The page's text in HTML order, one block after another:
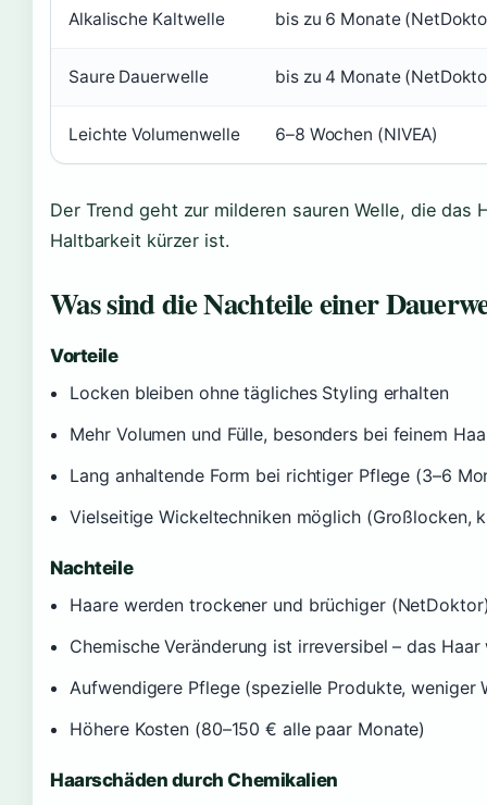
Alkalische Kaltwelle bis zu 6 Monate
Saure Dauerwelle bis zu 4 Monate
Leichte Volumenwelle 6–8 Wochen (NIVEA)
Der Trend geht zur milderen sauren Welle, die das
Haltbarkeit kürzer ist.
Was sind die Nachteile einer
Vorteile
Locken bleiben ohne tägliches Styling erhalten
Mehr Volumen und Fülle, besonders bei feinem
Lang anhaltende Form bei richtiger Pflege (3–6
Vielseitige Wickeltechniken möglich (Großlocken,
Nachteile
Haare werden trockener und brüchiger
Chemische Veränderung ist irreversibel – das
Aufwendigere Pflege (spezielle Produkte, weniger
Höhere Kosten (80–150 € alle paar Monate)
Haarschäden durch Chemikalien